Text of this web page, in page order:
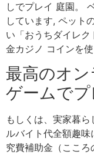
しでプレイ 庭園。
しています, ペット
い「おうちダイレ
金カジノ コインを
最高のオ
ゲームでプ
もしくは、実家暮
ルバイト代全額趣
究費補助金（ここ